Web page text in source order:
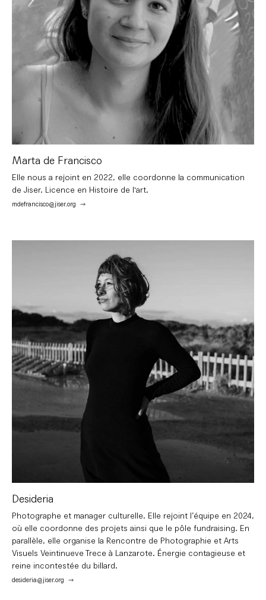
Marta de Francisco
Elle nous a rejoint en 2022, elle coordonne la communication
de Jiser. Licence en Histoire de l'art.
mdefrancisco@jiser.org
Desideria
Photographe et manager culturelle. Elle rejoint l’équipe en 2024,
où elle coordonne des projets ainsi que le pôle fundraising. En
parallèle, elle organise la Rencontre de Photographie et Arts
Visuels Veintinueve Trece à Lanzarote. Énergie contagieuse et
reine incontestée du billard.
desideria@jiser.org